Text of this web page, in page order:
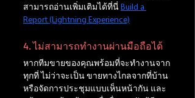
สามารถอ่านเพิ่มเติมได้ที่นี่ Build a
Report (Lightning Experience)
4. ไม่สามารถทำงานผ่านมือถือได้
หากทีมขายของคุณพร้อมที่จะทำงานจาก
ทุกที่ ไม่ว่าจะเป็น ขายทางไกลจากที่บ้าน
หรือจัดการประชุมแบบเห็นหน้ากัน และ